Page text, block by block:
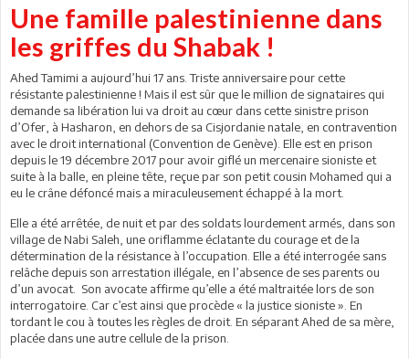
Une famille palestinienne dans
les griffes du Shabak !
Ahed Tamimi a aujourd’hui 17 ans. Triste anniversaire pour cette
résistante palestinienne ! Mais il est sûr que le million de signataires qui
demande sa libération lui va droit au cœur dans cette sinistre prison
d’Ofer, à Hasharon, en dehors de sa Cisjordanie natale, en contravention
avec le droit international (Convention de Genève). Elle est en prison
depuis le 19 décembre 2017 pour avoir giflé un mercenaire sioniste et
suite à la balle, en pleine tête, reçue par son petit cousin Mohamed qui a
eu le crâne défoncé mais a miraculeusement échappé à la mort.
Elle a été arrêtée, de nuit et par des soldats lourdement armés, dans son
village de Nabi Saleh, une oriflamme éclatante du courage et de la
détermination de la résistance à l’occupation. Elle a été interrogée sans
relâche depuis son arrestation illégale, en l’absence de ses parents ou
d’un avocat. Son avocate affirme qu’elle a été maltraitée lors de son
interrogatoire. Car c’est ainsi que procède « la justice sioniste ». En
tordant le cou à toutes les règles de droit. En séparant Ahed de sa mère,
placée dans une autre cellule de la prison.